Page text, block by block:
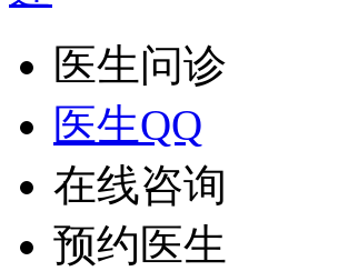
医生问诊
医生QQ
在线咨询
预约医生